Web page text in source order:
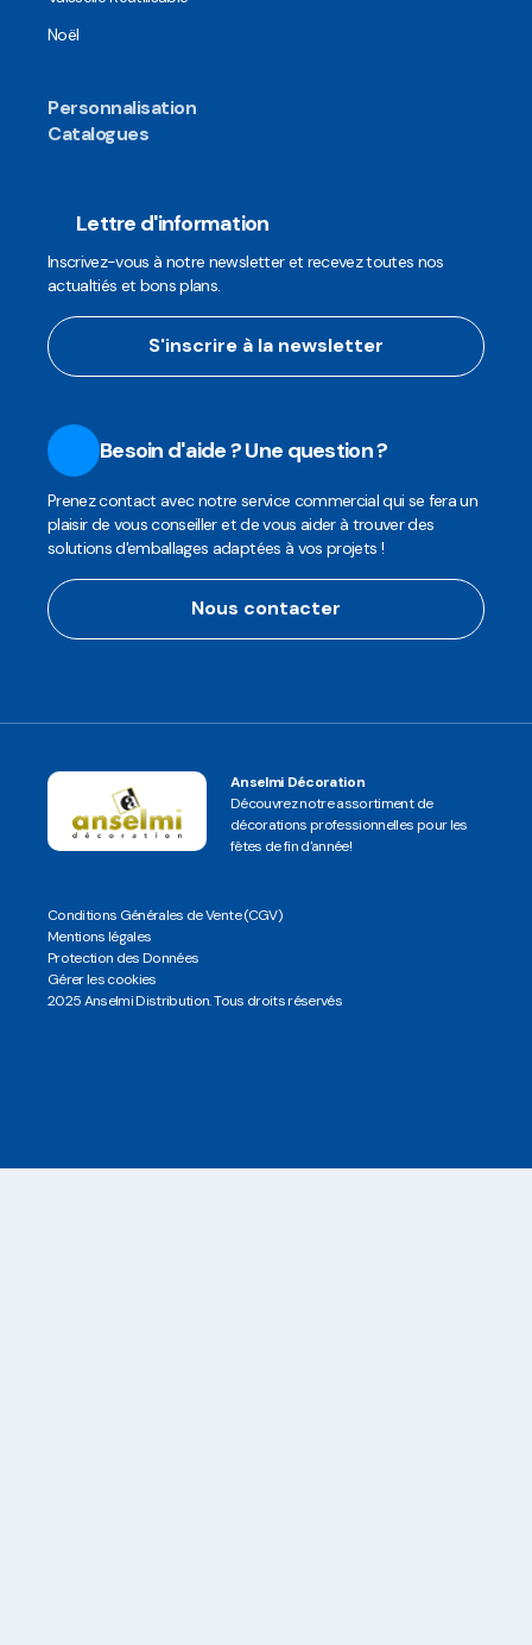
Noël
Personnalisation
Catalogues
Lettre d'information
Inscrivez-vous à notre newsletter et recevez toutes nos
actualtiés et bons plans.
S'inscrire à la newsletter
Besoin d'aide ? Une question ?
Prenez contact avec notre service commercial qui se fera un
plaisir de vous conseiller et de vous aider à trouver des
solutions d'emballages adaptées à vos projets !
Nous contacter
Anselmi Décoration
Découvrez notre assortiment de
décorations professionnelles pour les
fêtes de fin d'année!
Conditions Générales de Vente (CGV)
Mentions légales
Protection des Données
Gérer les cookies
2025 Anselmi Distribution. Tous droits réservés